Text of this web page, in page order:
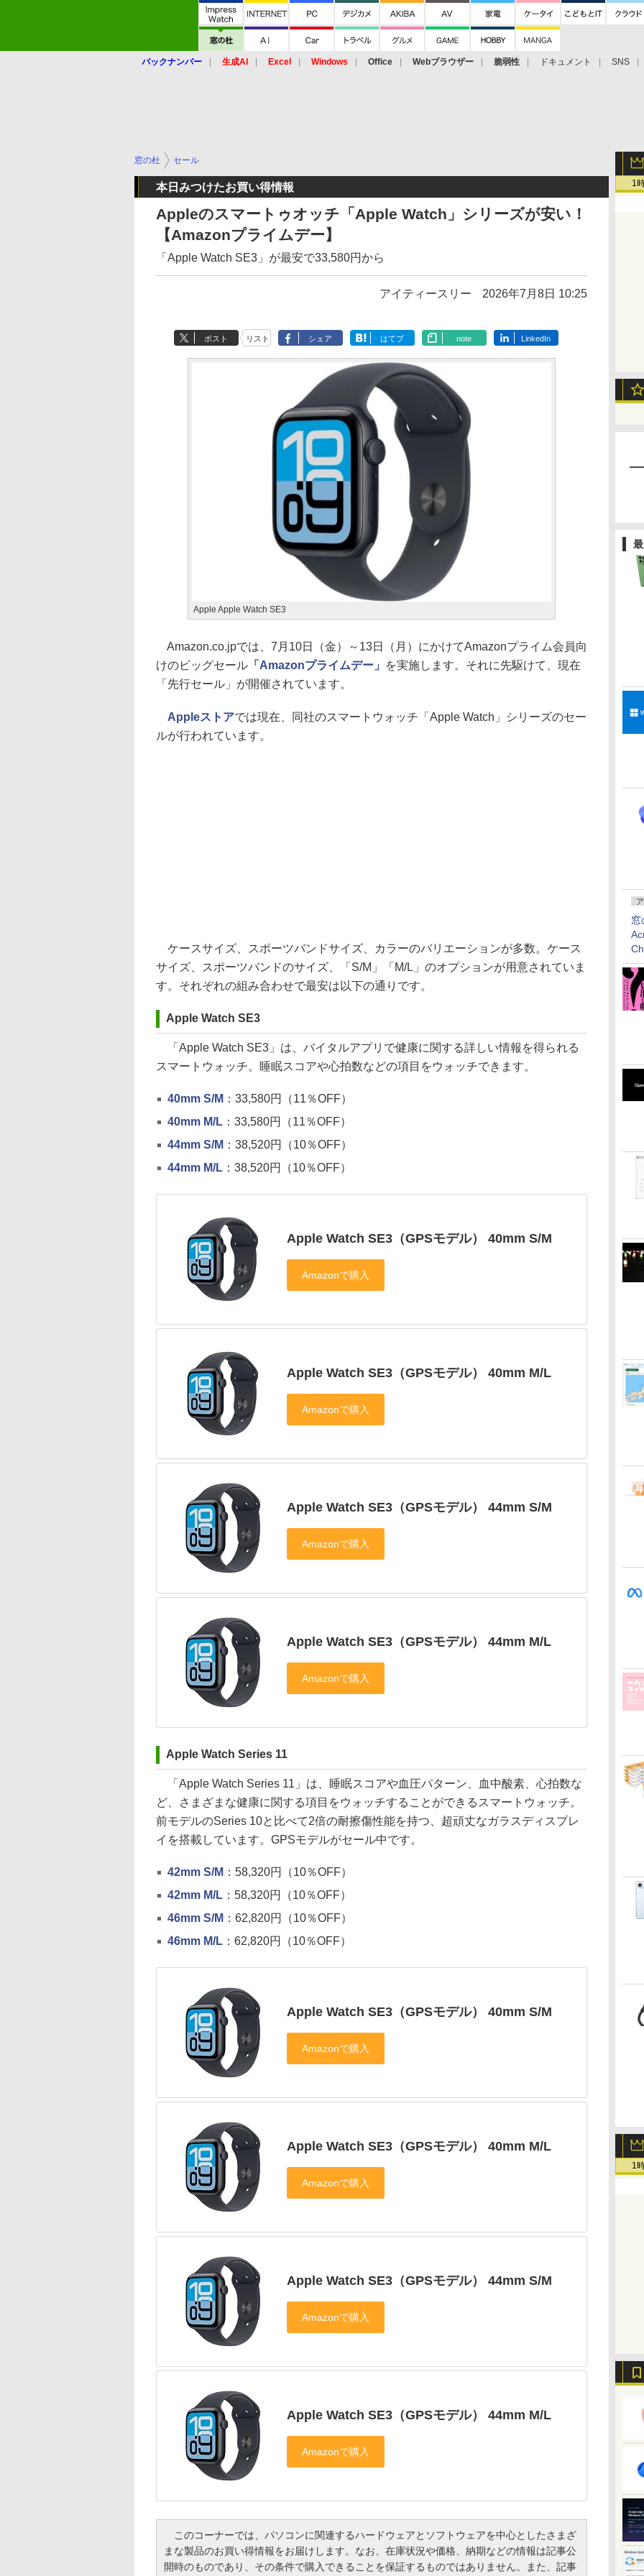
バックナンバー 生成AI Excel Windows Office Webブラウザー 脆弱性 ドキュメント SNS
1
1
窓の杜 セール
本日みつけたお買い得情報
Appleのスマートゥオッチ「Apple Watch」シリーズが安い！
【Amazonプライムデー】
「Apple Watch SE3」が最安で33,580円から
アイティースリー 2026年7月8日 10:25
ポスト リスト シェア はてブ note LinkedIn
Apple Apple Watch SE3
Amazon.co.jpでは、7月10日（金）～13日（月）にかけてAmazonプライム会員向
けのビッグセール 「Amazonプライムデー」
を実施します。それに先駆けて、現在
「先行セール」が開催されています。
Appleストアでは現在、同社のスマートウォッチ「Apple Watch」シリーズのセー
ルが行われています。
ケースサイズ、スポーツバンドサイズ、カラーのバリエーションが多数。ケース
サイズ、スポーツバンドのサイズ、「S/M」「M/L」のオプションが用意されていま
す。それぞれの組み合わせで最安は以下の通りです。
Apple Watch SE3
「Apple Watch SE3」は、バイタルアプリで健康に関する詳しい情報を得られる
スマートウォッチ。睡眠スコアや心拍数などの項目をウォッチできます。
40mm S/M ：33,580円（11％OFF）
40mm M/L ：33,580円（11％OFF）
44mm S/M ：38,520円（10％OFF）
44mm M/L ：38,520円（10％OFF）
Apple Watch SE3（GPSモデル） 40mm S/M
Apple Watch SE3（GPSモデル） 40mm M/L
Apple Watch SE3（GPSモデル） 44mm S/M
Apple Watch SE3（GPSモデル） 44mm M/L
Apple Watch Series 11
「Apple Watch Series 11」は、睡眠スコアや血圧パターン、血中酸素、心拍数な
ど、さまざまな健康に関する項目をウォッチすることができるスマートウォッチ。
前モデルのSeries 10と比べて2倍の耐擦傷性能を持つ、超頑丈なガラスディスプレ
イを搭載しています。GPSモデルがセール中です。
42mm S/M ：58,320円（10％OFF）
42mm M/L ：58,320円（10％OFF）
46mm S/M ：62,820円（10％OFF）
46mm M/L ：62,820円（10％OFF）
Apple Watch SE3（GPSモデル） 40mm S/M
Apple Watch SE3（GPSモデル） 40mm M/L
Apple Watch SE3（GPSモデル） 44mm S/M
Apple Watch SE3（GPSモデル） 44mm M/L
このコーナーでは、パソコンに関連するハードウェアとソフトウェアを中心としたさまざ
まな製品のお買い得情報をお届けします。なお、在庫状況や価格、納期などの情報は記事公
開時のものであり、その条件で購入できることを保証するものではありません。また、記事